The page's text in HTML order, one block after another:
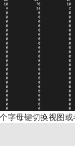
字母键切换视图或